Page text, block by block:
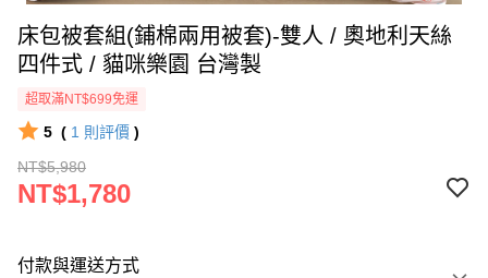
床包被套組(鋪棉兩用被套)-雙人 / 奧地利天絲
四件式 / 貓咪樂園 台灣製
超取滿NT$699免運
5 ( 1 則評價 )
NT$5,980
NT$1,780
付款與運送方式